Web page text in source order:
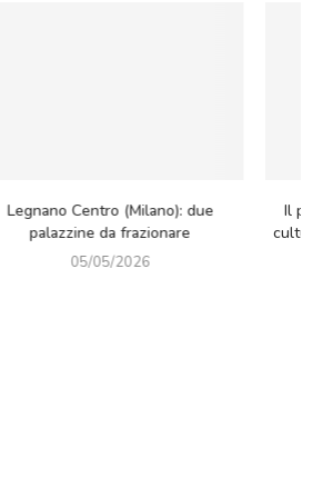
tra
europee
Mercato immobiliare luxury:
cede il Prestigioso Immobile in